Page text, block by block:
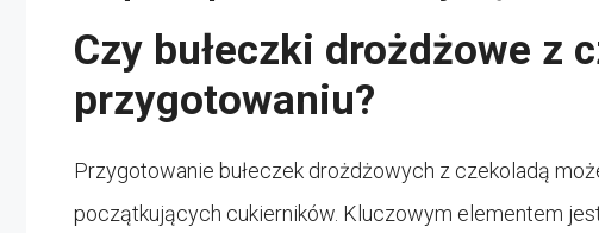
Czy bułeczki drożdżowe z
przygotowaniu?
Przygotowanie bułeczek drożdżowych z czekoladą
początkujących cukierników. Kluczowym elementem